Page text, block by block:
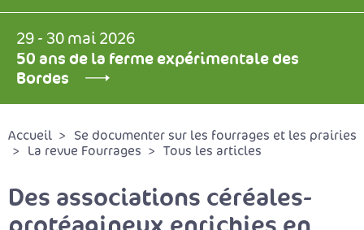
29 - 30 mai 2026
50 ans de la ferme expérimentale des
Bordes
Accueil
Se documenter sur les fourrages et les prairies
La revue Fourrages
Tous les articles
Des associations céréales-